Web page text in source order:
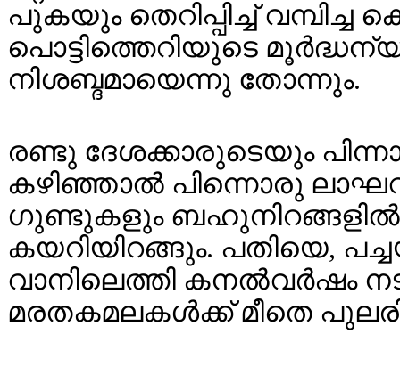
പുകയും തെറിപ്പിച്ച്
പൊട്ടിത്തെറിയുടെ
നിശബ്ദമായെന്നു തോന്നും.
രണ്ടു ദേശക്കാരുടെയും
കഴിഞ്ഞാൽ പിന്നൊരു
ഗുണ്ടുകളും ബഹുനിറങ്ങളിൽ
കയറിയിറങ്ങും. പതിയെ,
വാനിലെത്തി കനൽവർഷം
മരതകമലകൾക്ക് മീതെ